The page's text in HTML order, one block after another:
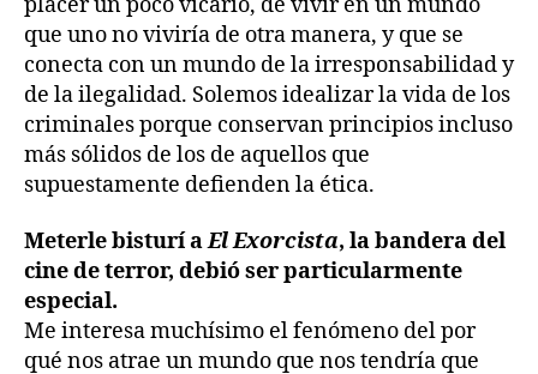
que uno no viviría de otra manera, y que se
conecta con un mundo de la irresponsabilidad y
de la ilegalidad. Solemos idealizar la vida de los
criminales porque conservan principios incluso
más sólidos de los de aquellos que
supuestamente defienden la ética.
Meterle bisturí aEl Exorcista, la bandera del
cine de terror, debió ser particularmente
especial.
Me interesa muchísimo el fenómeno del por
qué nos atrae un mundo que nos tendría que